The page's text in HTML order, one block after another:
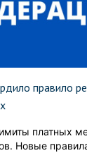
правило
платных
Новые